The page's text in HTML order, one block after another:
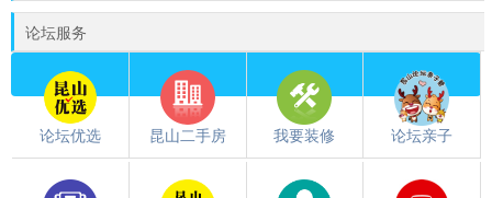
论坛服务
论坛优选 昆山二手房 我要装修 论坛亲子